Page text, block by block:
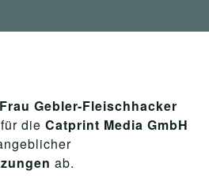
Gebler-Fleischhacker
die Catprint Media GmbH
ab.